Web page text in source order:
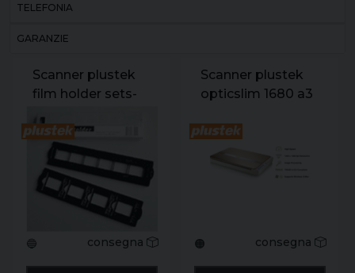
TELEFONIA
GARANZIE
Scanner plustek
film holder sets-
🔵 consegna
Scanner plustek
opticslim 1680 a3
support
🟠 consegna